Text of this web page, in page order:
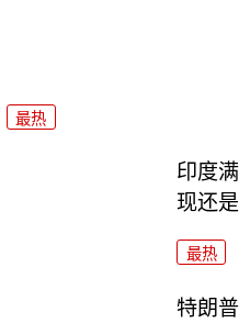
最热
印度
现还
最热
特朗